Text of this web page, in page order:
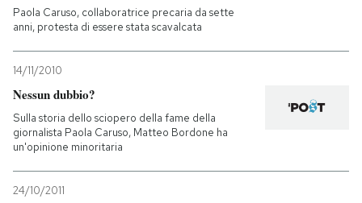
Paola Caruso, collaboratrice precaria da sette
anni, protesta di essere stata scavalcata
14/11/2010
Nessun dubbio?
Sulla storia dello sciopero della fame della
giornalista Paola Caruso, Matteo Bordone ha
un'opinione minoritaria
24/10/2011